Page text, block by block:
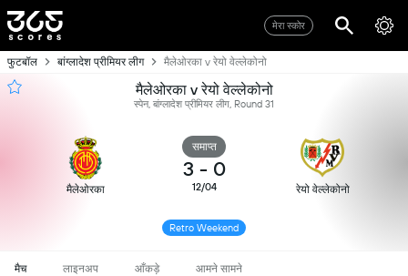
मेरा स्कोर
फुटबॉल बांग्लादेश प्रीमियर लीग मैलेओरका v रेयो वेल्लेकोनो
मैलेओरका v रेयो वेल्लेकोनो
स्पेन, बांग्लादेश प्रीमियर लीग, Round 31
मैलेओरका
समाप्त
3 - 0
12/04 रेयो वेल्लेकोनो
Retro Weekend
मैच लाइनअप आँकड़े आमने सामने